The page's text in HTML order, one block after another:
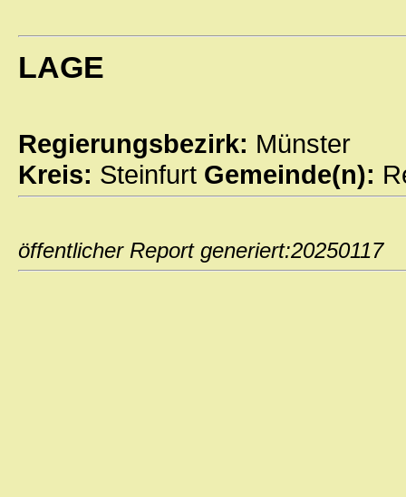
LAGE
Regierungsbezirk: Münster
Kreis: Steinfurt Gemeinde(n):
öffentlicher Report